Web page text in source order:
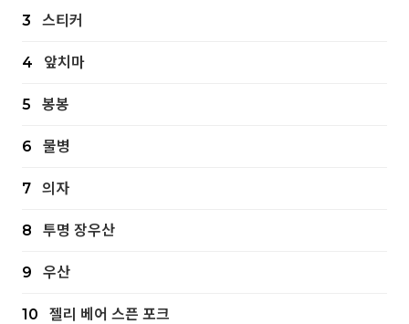
3 스티커
4 앞치마
5 봉봉
6 물병
7 의자
8 투명 장우산
9 우산
10 젤리 베어 스픈 포크